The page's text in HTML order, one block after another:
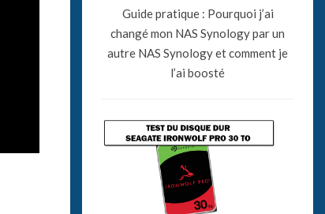
Guide pratique : Pourquoi j’ai
changé mon NAS Synology par un
autre NAS Synology et comment je
l’ai boosté